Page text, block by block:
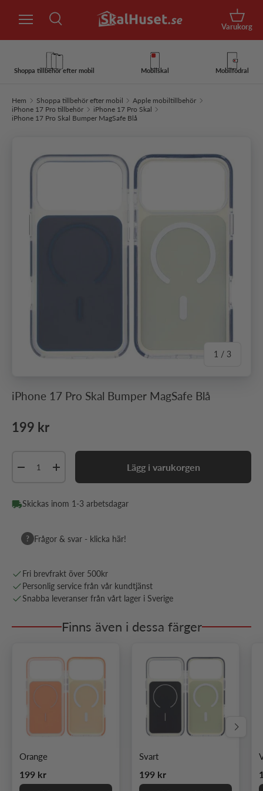
Hoppa till innehåll
Sök
Korg
Varukorg
Shoppa tillbehör efter mobil Mobilskal Mobilfodral
Hem Shoppa tillbehör efter mobil
Apple mobiltillbehör
iPhone 17 Pro tillbehör
iPhone 17 Pro Skal
iPhone 17 Pro Skal Bumper MagSafe Blå
Hoppa till produktinformation
1 / av
3
iPhone 17 Pro Skal Bumper MagSafe Blå
Ordinarie pris
199 kr
Minska antalÖka antal Lägg i varukorgen
Skickas inom 1-3 arbetsdagar
? Frågor & svar - klicka här!
Fri brevfrakt över 500kr
Personlig service från vår kundtjänst
Snabba leveranser från vårt lager i Sverige
Finns även i dessa färger
Orange
Ordinarie pris
199 kr
Svart
Ordinarie pris
199 kr
Nästa